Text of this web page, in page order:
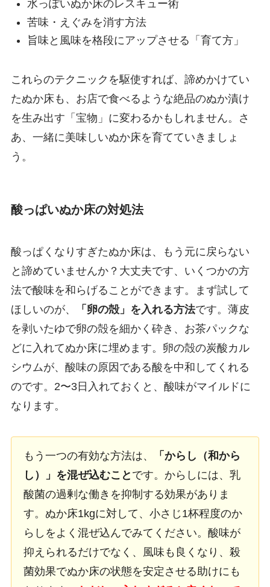
水っぽいぬか床のレスキュー術
苦味・えぐみを消す方法
旨味と風味を格段にアップさせる「育て方」
これらのテクニックを駆使すれば、諦めかけてい
たぬか床も、お店で食べるような絶品のぬか漬け
を生み出す「宝物」に変わるかもしれません。さ
あ、一緒に美味しいぬか床を育てていきましょ
う。
酸っぱいぬか床の対処法
酸っぱくなりすぎたぬか床は、もう元に戻らない
と諦めていませんか？大丈夫です、いくつかの方
法で酸味を和らげることができます。まず試して
ほしいのが、
「卵の殻」を入れる方法です。薄皮
を剥いたゆで卵の殻を細かく砕き、お茶パックな
どに入れてぬか床に埋めます。卵の殻の炭酸カル
シウムが、酸味の原因である酸を中和してくれる
のです。2〜3日入れておくと、酸味がマイルドに
なります。
もう一つの有効な方法は、
「からし（和から
し）」を混ぜ込むこと です。からしには、乳
酸菌の過剰な働きを抑制する効果がありま
す。ぬか床1kgに対して、小さじ1杯程度のか
らしをよく混ぜ込んでみてください。酸味が
抑えられるだけでなく、風味も良くなり、殺
菌効果でぬか床の状態を安定させる助けにも